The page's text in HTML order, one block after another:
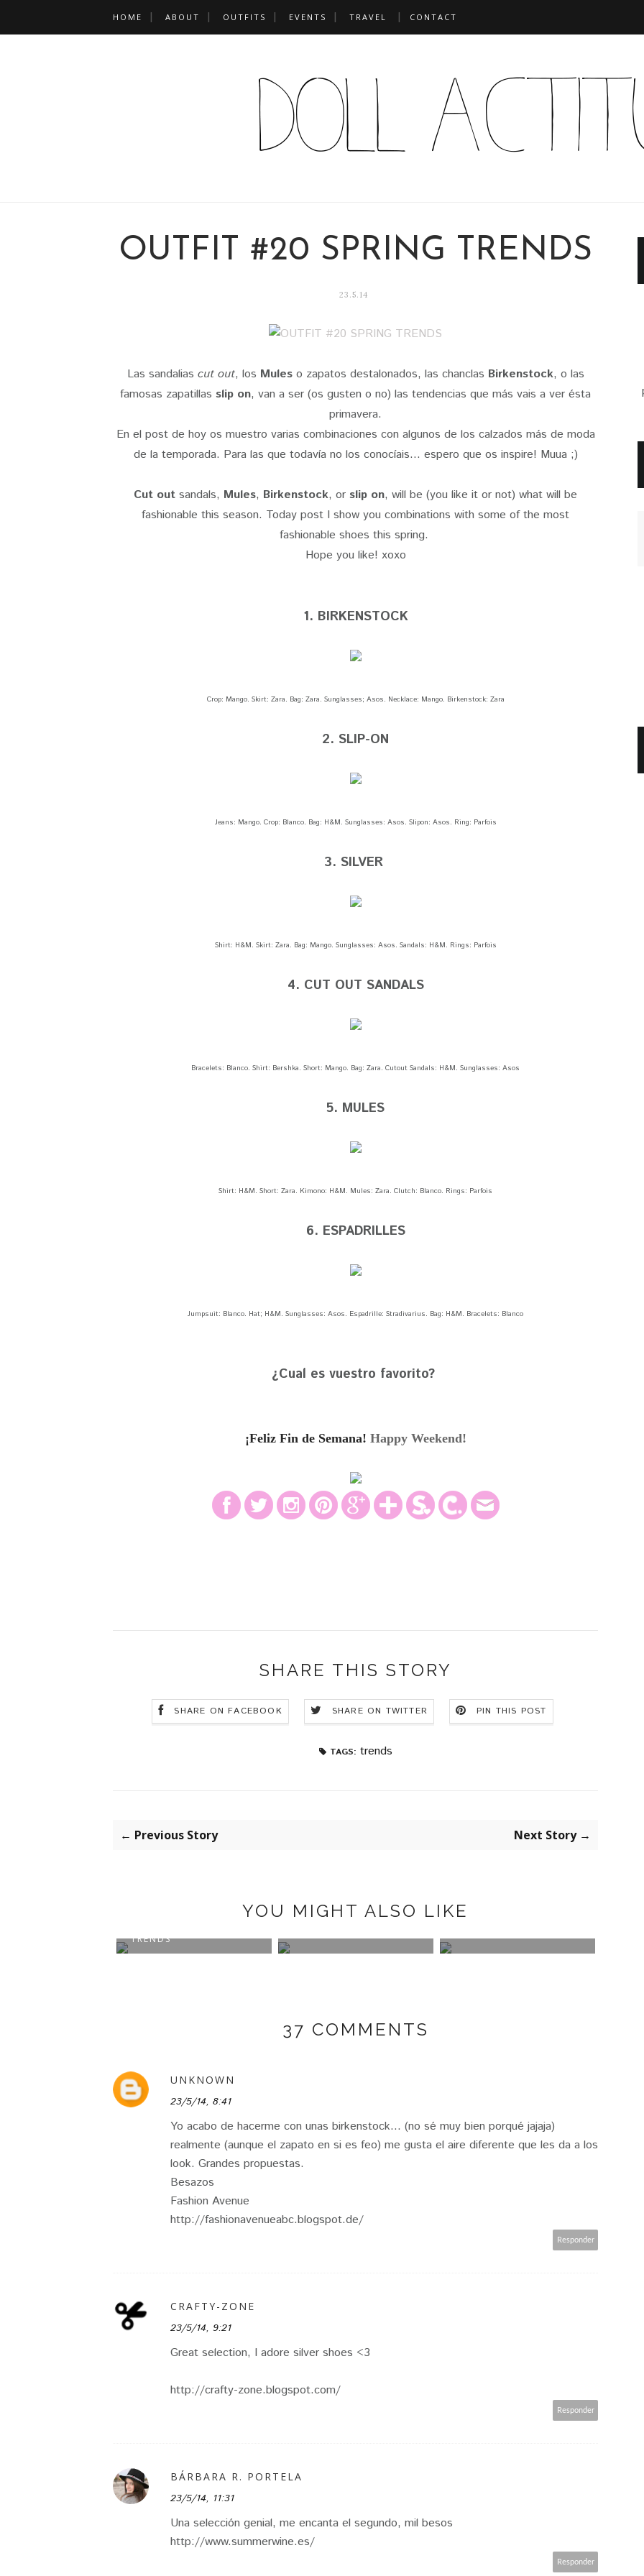
HOME ABOUT OUTFITS EVENTS TRAVEL CONTACT
OUTFIT #20 SPRING TRENDS
23.5.14
Las sandalias cut out, los Muleso zapatos destalonados, las chanclas Birkenstock, o las
famosas zapatillas slip on, van a ser (os gusten o no) las tendencias que más vais a ver ésta
primavera.
En el post de hoy os muestro varias combinaciones con algunos de los calzados más de moda
de la temporada. Para las que todavía no los conocíais... espero que os inspire! Muua ;)
Cut out sandals, Mules, Birkenstock, or slip on, will be (you like it or not) what will be
fashionable this season. Today post I show you combinations with some of the most
fashionable shoes this spring.
Hope you like! xoxo
1. BIRKENSTOCK
Crop: Mango. Skirt: Zara. Bag: Zara. Sunglasses; Asos. Necklace: Mango. Birkenstock: Zara
2. SLIP-ON
Jeans: Mango. Crop: Blanco. Bag: H&M. Sunglasses: Asos. Slipon: Asos. Ring: Parfois
3. SILVER
Shirt: H&M. Skirt: Zara. Bag: Mango. Sunglasses: Asos. Sandals: H&M. Rings: Parfois
4. CUT OUT SANDALS
Bracelets: Blanco. Shirt: Bershka. Short: Mango. Bag: Zara. Cutout Sandals: H&M. Sunglasses: Asos
5. MULES
Shirt: H&M. Short: Zara. Kimono: H&M. Mules: Zara. Clutch: Blanco. Rings: Parfois
6. ESPADRILLES
Jumpsuit: Blanco. Hat; H&M. Sunglasses: Asos. Espadrille: Stradivarius. Bag: H&M. Bracelets: Blanco
¿Cual es vuestro favorito?
¡Feliz Fin de Semana! Happy Weekend!
SHARE THIS STORY
SHARE ON FACEBOOK SHARE ON TWITTER PIN THIS POST
TAGS: trends
← Previous Story Next Story →
YOU MIGHT ALSO LIKE
TRENDS
37 COMMENTS
UNKNOWN
23/5/14, 8:41
Yo acabo de hacerme con unas birkenstock... (no sé muy bien porqué jajaja)
realmente (aunque el zapato en si es feo) me gusta el aire diferente que les da a los
look. Grandes propuestas.
Besazos
Fashion Avenue
http://fashionavenueabc.blogspot.de/
Responder
CRAFTY-ZONE
23/5/14, 9:21
Great selection, I adore silver shoes <3
http://crafty-zone.blogspot.com/
Responder
BÁRBARA R. PORTELA
23/5/14, 11:31
Una selección genial, me encanta el segundo, mil besos
http://www.summerwine.es/
Responder